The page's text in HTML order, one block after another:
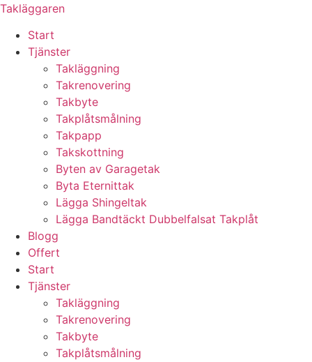
Skip
content
Takläggaren
Start
Tjänster
Takläggning
Takrenovering
Takbyte
Takplåtsmålning
Takpapp
Takskottning
Byten av Garagetak
Byta Eternittak
Lägga Shingeltak
Lägga Bandtäckt Dubbelfalsat Takplåt
Blogg
Offert
Start
Tjänster
Takläggning
Takrenovering
Takbyte
Takplåtsmålning